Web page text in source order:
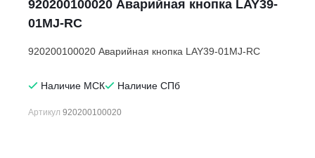
920200100020 Аварийная кнопка LAY39-
01MJ-RC
920200100020 Аварийная кнопка LAY39-01MJ-RC
Наличие МСК Наличие СПб
Артикул 920200100020